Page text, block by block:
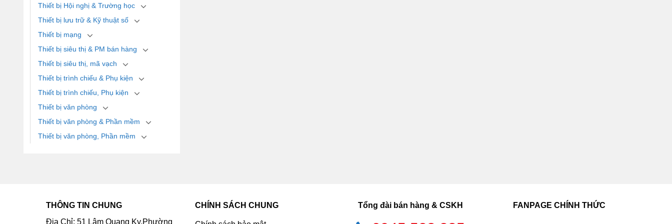
Thiết bị Hội nghị & Trường học
Thiết bị lưu trữ & Kỹ thuật số
Thiết bị mạng
Thiết bị siêu thị & PM bán hàng
Thiết bị siêu thị, mã vạch
Thiết bị trình chiếu & Phụ kiện
Thiết bị trình chiếu, Phụ kiện
Thiết bị văn phòng
Thiết bị văn phòng & Phần mềm
Thiết bị văn phòng, Phần mềm
THÔNG TIN CHUNG
Địa Chỉ: 51 Lâm Quang Ky,Phường
CHÍNH SÁCH CHUNG Tổng đài bán hàng & CSKH FANPAGE CHÍNH THỨC